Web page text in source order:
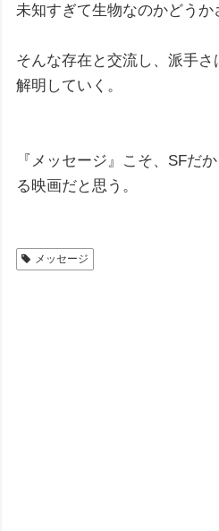
未知すぎて生物なのかどうか
そんな存在と交流し、派手
解明していく。
『メッセージ』こそ、SFだ
る映画だと思う。
メッセージ